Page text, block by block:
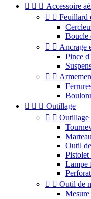
   Accessoire
  Feuillard
Boucle
  Ancrage
Pince
 
   Outillage
  Outillage
Marteau
Outil
Pistolet
Lampe
  Outil de
Mesure